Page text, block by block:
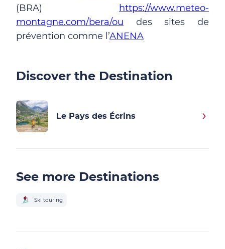
(BRA)
https://www.meteo-
montagne.com/bera/ou des sites de
prévention comme l’ANENA
Discover the Destination
Le Pays des Écrins
See more Destinations
Ski touring